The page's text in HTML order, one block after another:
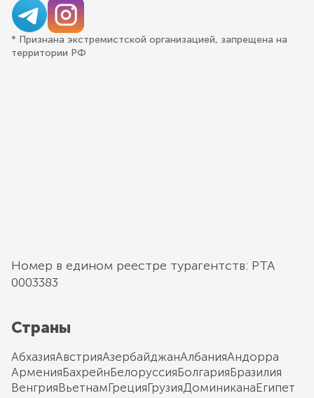
* Признана экстремистской организацией, запрещена на
территории РФ
Номер в едином реестре турагентств: РТА
0003383
Страны
АбхазияАвстрияАзербайджанАлбанияАндорра
АрменияБахрейнБелоруссияБолгарияБразилия
ВенгрияВьетнамГрецияГрузияДоминиканаЕгипет